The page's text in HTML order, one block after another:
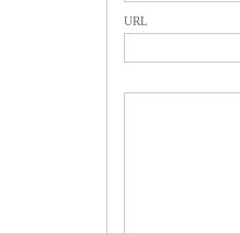
URL